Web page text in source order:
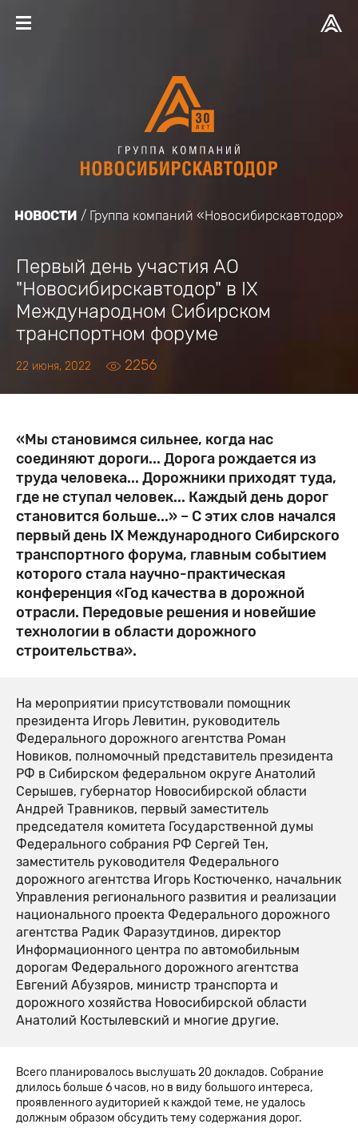
НОВОСТИ Группа компаний «Новосибирскавтодор»
Первый день участия АО
"Новосибирскавтодор" в IX
Международном Сибирском
транспортном форуме
22 июня, 2022 2256
«Мы становимся сильнее, когда нас
соединяют дороги... Дорога рождается из
труда человека... Дорожники приходят туда,
где не ступал человек... Каждый день дорог
становится больше...» – С этих слов начался
первый день IX Международного Сибирского
транспортного форума, главным событием
которого стала научно-практическая
конференция «Год качества в дорожной
отрасли. Передовые решения и новейшие
технологии в области дорожного
строительства».
На мероприятии присутствовали помощник
президента Игорь Левитин, руководитель
Федерального дорожного агентства Роман
Новиков, полномочный представитель президента
РФ в Сибирском федеральном округе Анатолий
Серышев, губернатор Новосибирской области
Андрей Травников, первый заместитель
председателя комитета Государственной думы
Федерального собрания РФ Сергей Тен,
заместитель руководителя Федерального
дорожного агентства Игорь Костюченко, начальник
Управления регионального развития и реализации
национального проекта Федерального дорожного
агентства Радик Фаразутдинов, директор
Информационного центра по автомобильным
дорогам Федерального дорожного агентства
Евгений Абузяров, министр транспорта и
дорожного хозяйства Новосибирской области
Анатолий Костылевский и многие другие.
Всего планировалось выслушать 20 докладов. Собрание
длилось больше 6 часов, но в виду большого интереса,
проявленного аудиторией к каждой теме, не удалось
должным образом обсудить тему содержания дорог.